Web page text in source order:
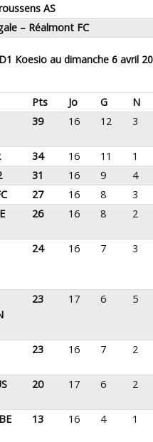
AS
– Réalmont FC
Pts Jo G N
39 16 12 3
34 16 11 1
31 16 9 4
27 16 8 3
26 16 8 2
24 16 7 3
23 17 6 5
23 16 7 2
20 17 6 2
13 16 4 1